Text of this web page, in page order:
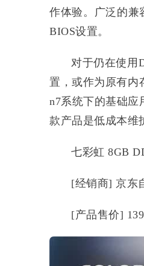
作体验。广泛的兼
BIOS设置。
对于仍在使用
置，或作为原有内
n7系统下的基础应
款产品是低成本维
七彩虹 8GB
[经销商] 京东
[产品售价]